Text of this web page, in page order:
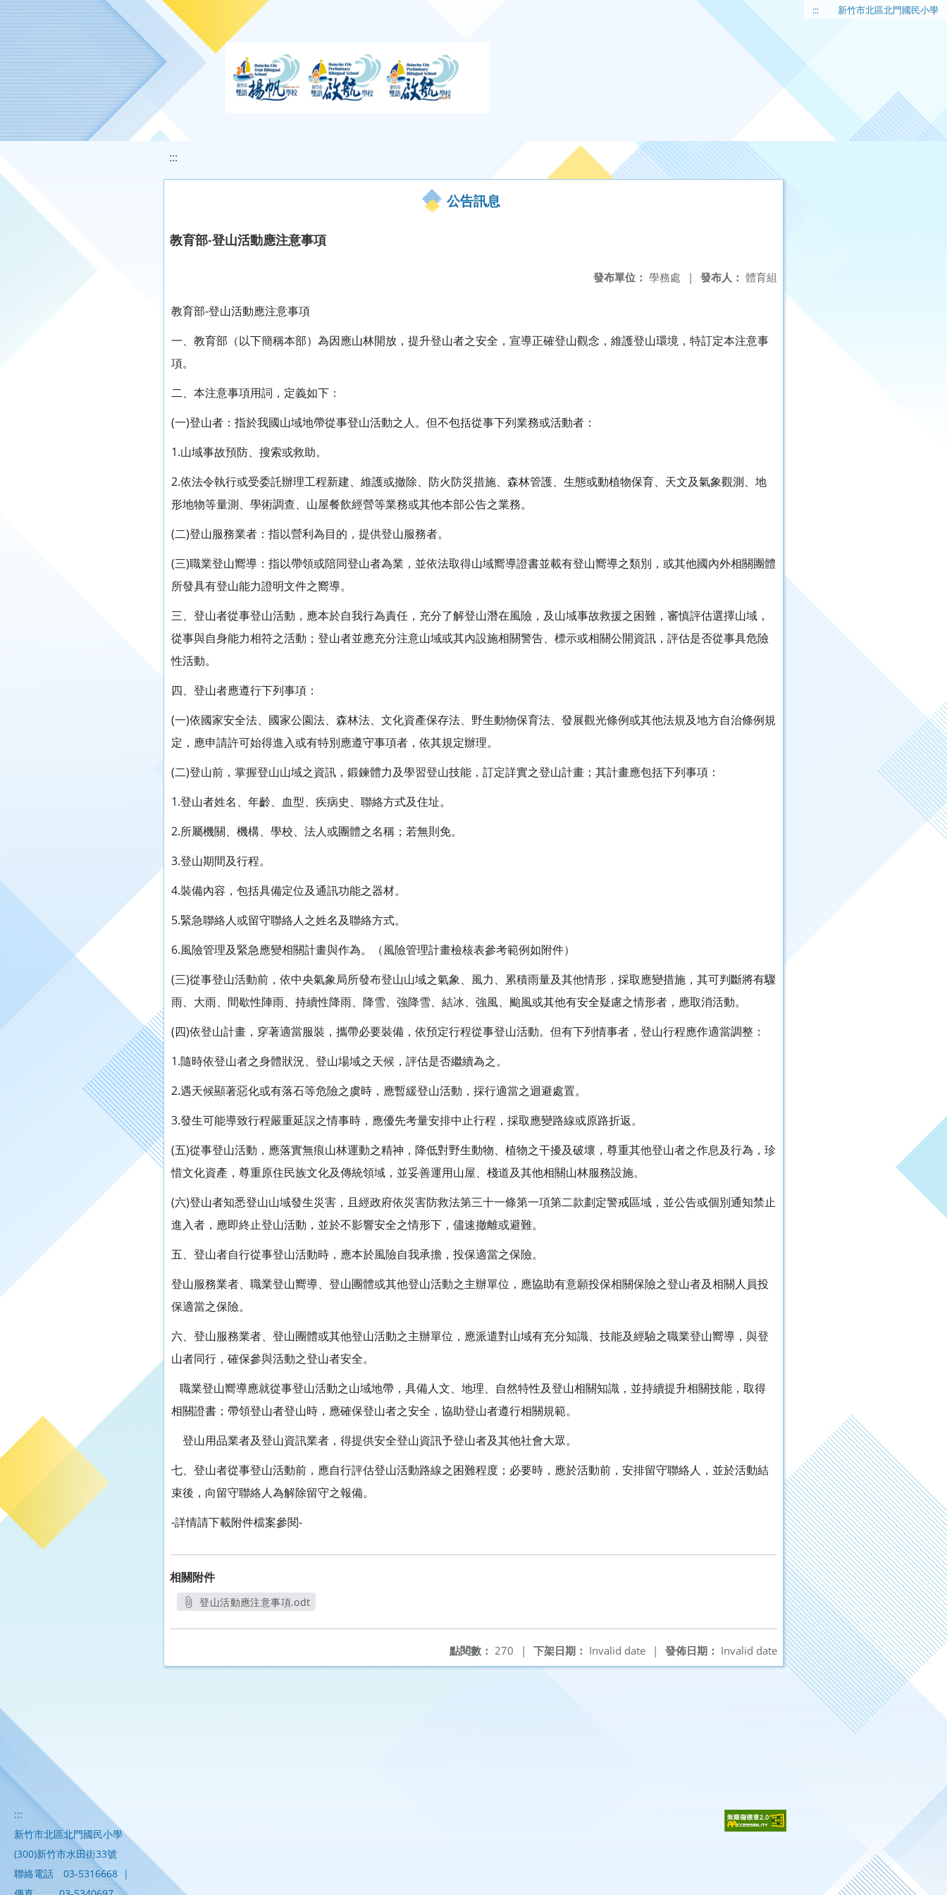
移至網頁之主要內容區位置 ::: 新竹市北區北門國民小學
:::
公告訊息
教育部-登山活動應注意事項
發布人： 體育組
發布單位： 學務處 |
教育部-登山活動應注意事項
一、教育部（以下簡稱本部）為因應山林開放，提升登山者之安全，宣導正確登山觀念，維護登山環境，特訂定本注意事
項。
二、本注意事項用詞，定義如下：
(一)登山者：指於我國山域地帶從事登山活動之人。但不包括從事下列業務或活動者：
1.山域事故預防、搜索或救助。
2.依法令執行或受委託辦理工程新建、維護或撤除、防火防災措施、森林管護、生態或動植物保育、天文及氣象觀測、地
形地物等量測、學術調查、山屋餐飲經營等業務或其他本部公告之業務。
(二)登山服務業者：指以營利為目的，提供登山服務者。
(三)職業登山嚮導：指以帶領或陪同登山者為業，並依法取得山域嚮導證書並載有登山嚮導之類別，或其他國內外相關團體
所發具有登山能力證明文件之嚮導。
三、登山者從事登山活動，應本於自我行為責任，充分了解登山潛在風險，及山域事故救援之困難，審慎評估選擇山域，
從事與自身能力相符之活動；登山者並應充分注意山域或其內設施相關警告、標示或相關公開資訊，評估是否從事具危險
性活動。
四、登山者應遵行下列事項：
(一)依國家安全法、國家公園法、森林法、文化資產保存法、野生動物保育法、發展觀光條例或其他法規及地方自治條例規
定，應申請許可始得進入或有特別應遵守事項者，依其規定辦理。
(二)登山前，掌握登山山域之資訊，鍛鍊體力及學習登山技能，訂定詳實之登山計畫；其計畫應包括下列事項：
1.登山者姓名、年齡、血型、疾病史、聯絡方式及住址。
2.所屬機關、機構、學校、法人或團體之名稱；若無則免。
3.登山期間及行程。
4.裝備內容，包括具備定位及通訊功能之器材。
5.緊急聯絡人或留守聯絡人之姓名及聯絡方式。
6.風險管理及緊急應變相關計畫與作為。（風險管理計畫檢核表參考範例如附件）
(三)從事登山活動前，依中央氣象局所發布登山山域之氣象、風力、累積雨量及其他情形，採取應變措施，其可判斷將有驟
雨、大雨、間歇性陣雨、持續性降雨、降雪、強降雪、結冰、強風、颱風或其他有安全疑慮之情形者，應取消活動。
(四)依登山計畫，穿著適當服裝，攜帶必要裝備，依預定行程從事登山活動。但有下列情事者，登山行程應作適當調整：
1.隨時依登山者之身體狀況、登山場域之天候，評估是否繼續為之。
2.遇天候顯著惡化或有落石等危險之虞時，應暫緩登山活動，採行適當之迴避處置。
3.發生可能導致行程嚴重延誤之情事時，應優先考量安排中止行程，採取應變路線或原路折返。
(五)從事登山活動，應落實無痕山林運動之精神，降低對野生動物、植物之干擾及破壞，尊重其他登山者之作息及行為，珍
惜文化資產，尊重原住民族文化及傳統領域，並妥善運用山屋、棧道及其他相關山林服務設施。
(六)登山者知悉登山山域發生災害，且經政府依災害防救法第三十一條第一項第二款劃定警戒區域，並公告或個別通知禁止
進入者，應即終止登山活動，並於不影響安全之情形下，儘速撤離或避難。
五、登山者自行從事登山活動時，應本於風險自我承擔，投保適當之保險。
登山服務業者、職業登山嚮導、登山團體或其他登山活動之主辦單位，應協助有意願投保相關保險之登山者及相關人員投
保適當之保險。
六、登山服務業者、登山團體或其他登山活動之主辦單位，應派遣對山域有充分知識、技能及經驗之職業登山嚮導，與登
山者同行，確保參與活動之登山者安全。
職業登山嚮導應就從事登山活動之山域地帶，具備人文、地理、自然特性及登山相關知識，並持續提升相關技能，取得
相關證書；帶領登山者登山時，應確保登山者之安全，協助登山者遵行相關規範。
登山用品業者及登山資訊業者，得提供安全登山資訊予登山者及其他社會大眾。
七、登山者從事登山活動前，應自行評估登山活動路線之困難程度；必要時，應於活動前，安排留守聯絡人，並於活動結
束後，向留守聯絡人為解除留守之報備。
-詳情請下載附件檔案參閱-
相關附件
登山活動應注意事項.odt
發佈日期： Invalid date
下架日期： Invalid date |
點閱數： 270 |
:::
新竹市北區北門國民小學
(300)新竹市水田街33號
聯絡電話
03-5316668 |